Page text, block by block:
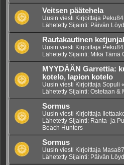
Veitsen päätehela
Uusin viesti Kirjoittaja Peku84
Lähetetty Sijainti: Päivän
Rautakautinen
Uusin viesti Kirjoittaja Peku84
Lähetetty Sijainti: Mikä Tämä
MYYDÄÄN Garrettia:
kotelo, lapion kotelo
Uusin viesti Kirjoittaja Sopuli «
Lähetetty Sijainti: Ostetaan &
Sormus
Uusin viesti Kirjoittaja
Lähetetty Sijainti: Ranta- ja
Beach Hunters
Sormus
Uusin viesti Kirjoittaja Masa87
Lähetetty Sijainti: Päivän